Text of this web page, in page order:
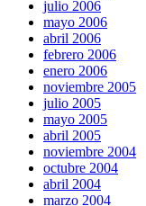
julio 2006
mayo 2006
abril 2006
febrero 2006
enero 2006
noviembre 2005
julio 2005
mayo 2005
abril 2005
noviembre 2004
octubre 2004
abril 2004
marzo 2004